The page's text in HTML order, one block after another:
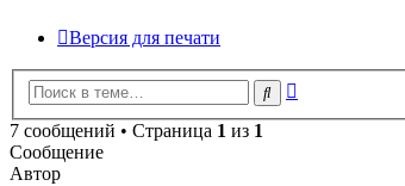
Версия для печати
Поиск
7 сообщений • Страница 1 из 1
Сообщение
Автор